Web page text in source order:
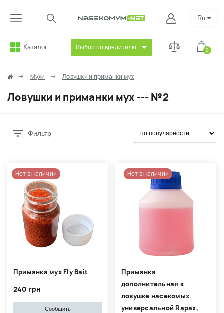
Каталог Выбор по вредителю 0
Ru
Мухи Ловушки и приманки мух
Ловушки и приманки мух --- №2
Фильтр
Нет в наличии
Приманка мух Fly Bait
240 грн
Сообщить
Нет в наличии
Приманка
дополнительная к
ловушке насекомых
универсальной Rapax,